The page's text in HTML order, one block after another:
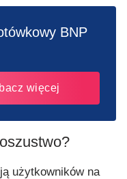
BNP
więcej
użytkowników na